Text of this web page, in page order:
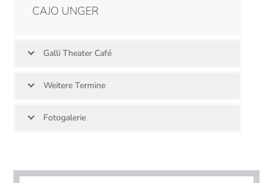
CAJO UNGER
Galli Theater Café
Weitere Termine
Fotogalerie